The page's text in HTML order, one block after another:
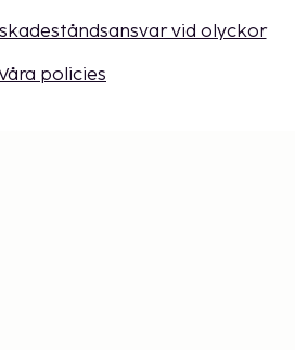
vid olyckor
policies